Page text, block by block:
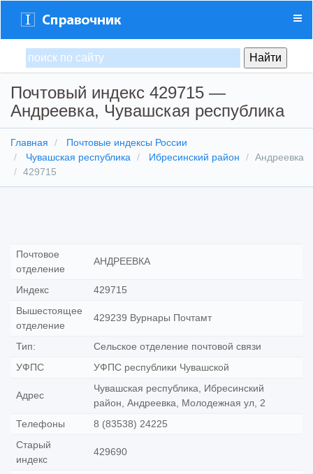
Почтовый индекс 429715 —
Андреевка, Чувашская республика
Главная
Почтовые индексы России
Чувашская республика
Ибресинский район
Андреевка
429715
Почтовое
отделение
АНДРЕЕВКА
Индекс
429715
Вышестоящее
отделение
429239 Вурнары Почтамт
Тип:
Сельское отделение почтовой связи
УФПС
УФПС республики Чувашской
Адрес
Чувашская республика, Ибресинский
район, Андреевка, Молодежная ул, 2
Телефоны
8 (83538) 24225
Старый
индекс
429690